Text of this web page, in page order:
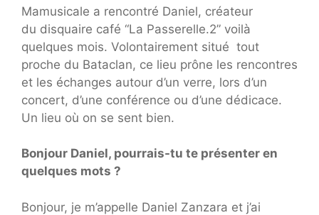
Mamusicale a rencontré Daniel, créateur
du disquaire café “La Passerelle.2” voilà
quelques mois. Volontairement situé tout
proche du Bataclan, ce lieu prône les rencontres
et les échanges autour d’un verre, lors d’un
concert, d’une conférence ou d’une dédicace.
Un lieu où on se sent bien.
Bonjour Daniel, pourrais-tu te présenter en
quelques mots ?
Bonjour, je m’appelle Daniel Zanzara et j’ai